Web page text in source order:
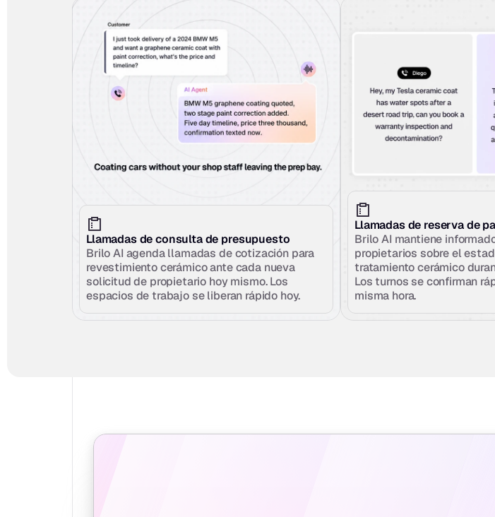
Llamadas de consulta de presupuesto
Brilo AI agenda llamadas de cotización para
revestimiento cerámico ante cada nueva
solicitud de propietario hoy mismo. Los
espacios de trabajo se liberan rápido hoy.
Llamadas de reserva de
Brilo AI mantiene
propietarios sobre el
tratamiento cerámico
Los turnos se confirman
misma hora.